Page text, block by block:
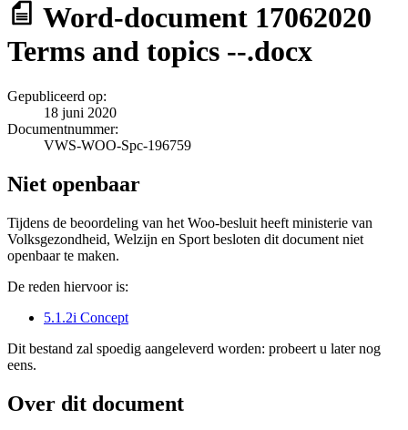
Word-document 17062020
Terms and topics --.docx
Gepubliceerd op:
18 juni 2020
Documentnummer:
VWS-WOO-Spc-196759
Niet openbaar
Tijdens de beoordeling van het Woo-besluit heeft ministerie van
Volksgezondheid, Welzijn en Sport besloten dit document niet
openbaar te maken.
De reden hiervoor is:
5.1.2i Concept
Dit bestand zal spoedig aangeleverd worden: probeert u later nog
eens.
Over dit document